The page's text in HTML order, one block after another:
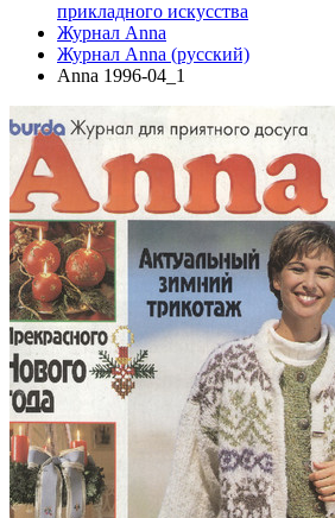
прикладного искусства
Журнал Anna
Журнал Anna (русский)
Anna 1996-04_1